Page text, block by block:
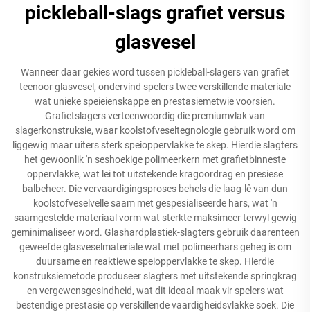
pickleball-slags grafiet versus
glasvesel
Wanneer daar gekies word tussen pickleball-slagers van grafiet
teenoor glasvesel, ondervind spelers twee verskillende materiale
wat unieke speieienskappe en prestasiemetwie voorsien.
Grafietslagers verteenwoordig die premiumvlak van
slagerkonstruksie, waar koolstofveseltegnologie gebruik word om
liggewig maar uiters sterk speioppervlakke te skep. Hierdie slagters
het gewoonlik 'n seshoekige polimeerkern met grafietbinneste
oppervlakke, wat lei tot uitstekende kragoordrag en presiese
balbeheer. Die vervaardigingsproses behels die laag-lê van dun
koolstofveselvelle saam met gespesialiseerde hars, wat 'n
saamgestelde materiaal vorm wat sterkte maksimeer terwyl gewig
geminimaliseer word. Glashardplastiek-slagters gebruik daarenteen
geweefde glasveselmateriale wat met polimeerhars geheg is om
duursame en reaktiewe speioppervlakke te skep. Hierdie
konstruksiemetode produseer slagters met uitstekende springkrag
en vergewensgesindheid, wat dit ideaal maak vir spelers wat
bestendige prestasie op verskillende vaardigheidsvlakke soek. Die